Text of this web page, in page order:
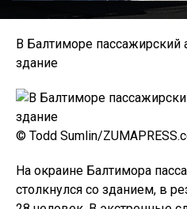
В Балтиморе пассажирский
здание
© Todd Sumlin/
На окраине Балтимора
столкнулся со зданием, в